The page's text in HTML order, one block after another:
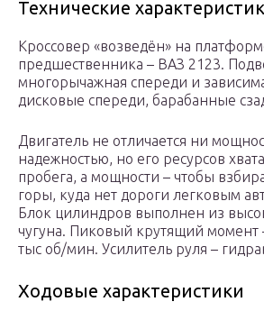
Технические
Кроссовер «возведён» на
предшественника – ВАЗ 2123.
многорычажная спереди и
дисковые спереди, барабанные
Двигатель не отличается ни
надежностью, но его ресурсов
пробега, а мощности – чтобы
горы, куда нет дороги легковым
Блок цилиндров выполнен из
чугуна. Пиковый крутящий момент
тыс об/мин. Усилитель руля –
Ходовые характеристики